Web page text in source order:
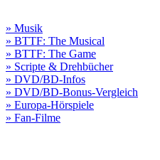
» Musik
» BTTF: The Musical
» BTTF: The Game
» Scripte & Drehbücher
» DVD/BD-Infos
» DVD/BD-Bonus-Vergleich
» Europa-Hörspiele
» Fan-Filme